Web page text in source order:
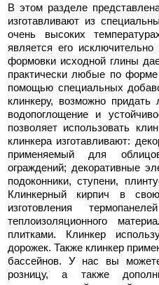
В этом разделе
изготавливают из
очень высоких
является его
формовки исходной глины
практически любые по
помощью специальных
клинкеру, возможно
водопоглощение и
позволяет использовать
клинкера изготавливают:
применяемый для
ограждений; декоративные
подоконники, ступени,
Клинкерный кирпич в
изготовления
теплоизоляционного
плитками. Клинкер
дорожек. Также клинкер
бассейнов. У нас вы
розницу, а также